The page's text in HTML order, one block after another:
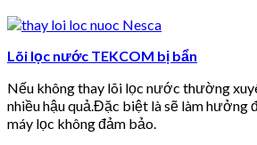
Lõi lọc nước TEKCOM bị bẩn
Nếu không thay lõi lọc nước thường
nhiều hậu quả.Đặc biệt là sẽ làm hưởng
máy lọc không đảm bảo.